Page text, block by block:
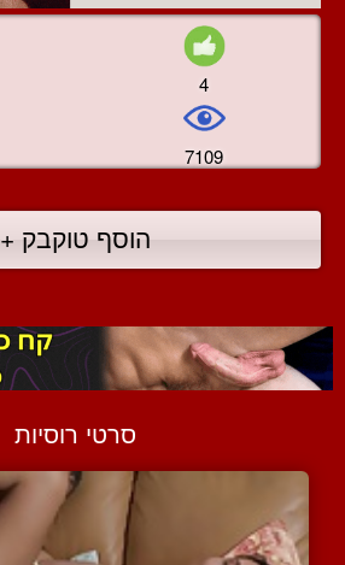
4
7109
הוסף טוקבק +
סרטי רוסיות